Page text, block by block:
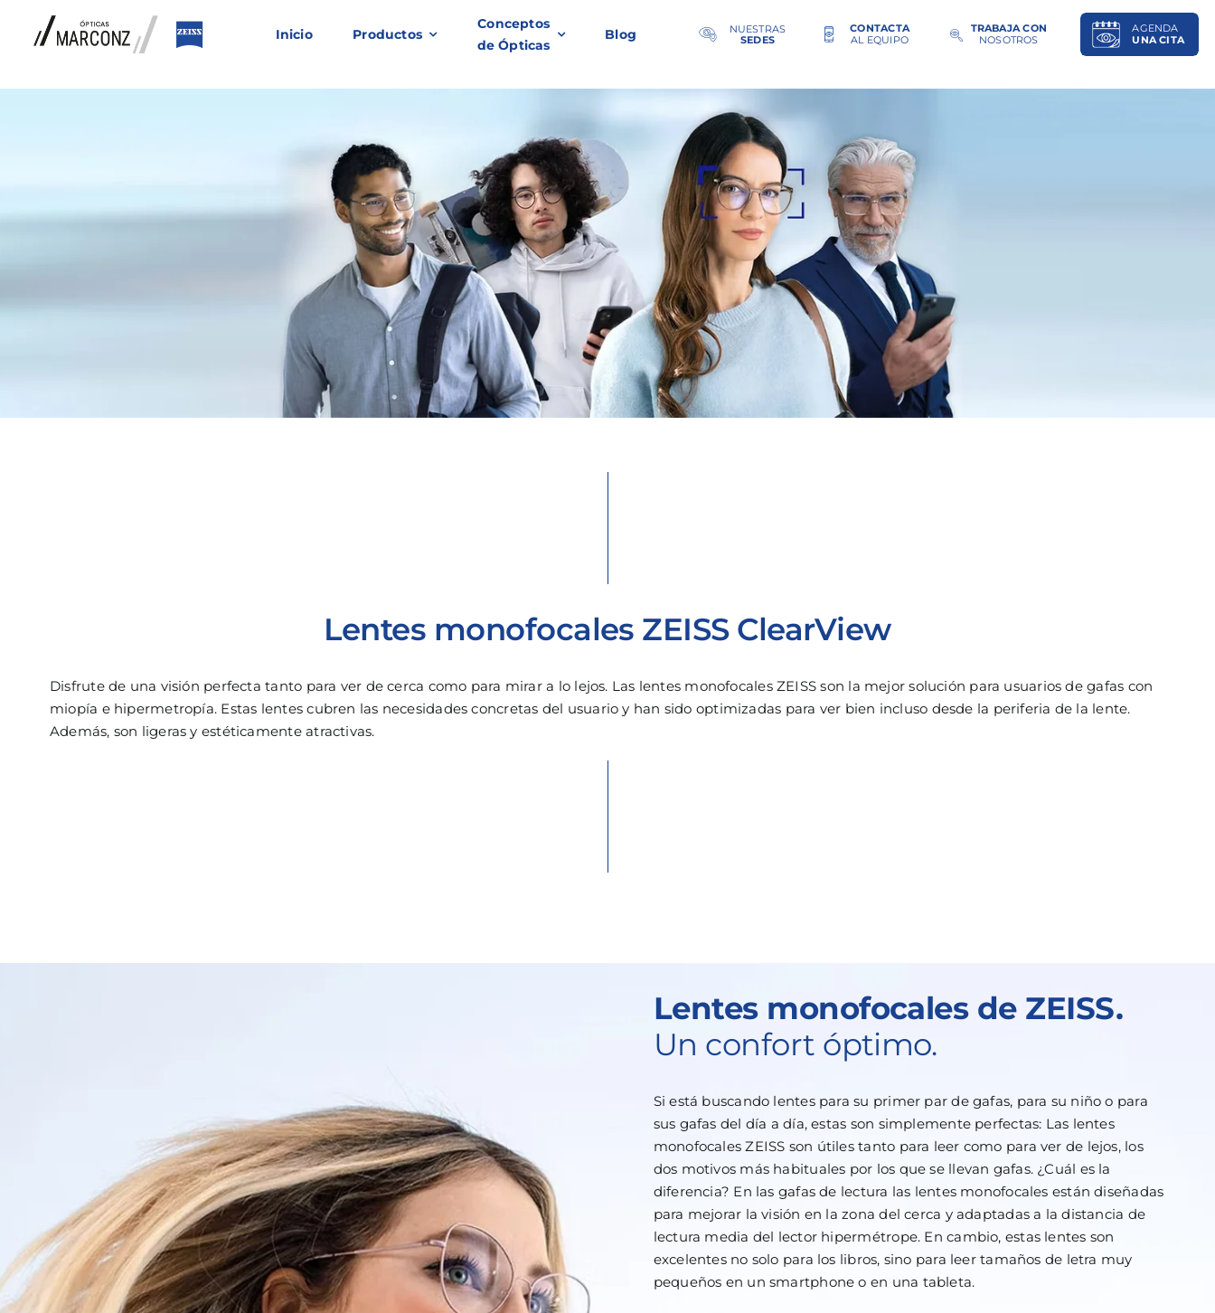
Inicio Productos
Conceptos
de Ópticas
Blog
NUESTRAS
SEDES
CONTACTA
AL EQUIPO
TRABAJA CON
NOSOTROS
AGENDA
UNA CITA
Lentes monofocales ZEISS ClearView
Disfrute de una visión perfecta tanto para ver de cerca como para mirar a lo lejos. Las lentes monofocales ZEISS son la mejor solución para usuarios de gafas con
miopía e hipermetropía. Estas lentes cubren las necesidades concretas del usuario y han sido optimizadas para ver bien incluso desde la periferia de la lente.
Además, son ligeras y estéticamente atractivas.
Lentes monofocales de ZEISS.
Un confort óptimo.
Si está buscando lentes para su primer par de gafas, para su niño o para
sus gafas del día a día, estas son simplemente perfectas: Las lentes
monofocales ZEISS son útiles tanto para leer como para ver de lejos, los
dos motivos más habituales por los que se llevan gafas. ¿Cuál es la
diferencia? En las gafas de lectura las lentes monofocales están diseñadas
para mejorar la visión en la zona del cerca y adaptadas a la distancia de
lectura media del lector hipermétrope. En cambio, estas lentes son
excelentes no solo para los libros, sino para leer tamaños de letra muy
pequeños en un smartphone o en una tableta.